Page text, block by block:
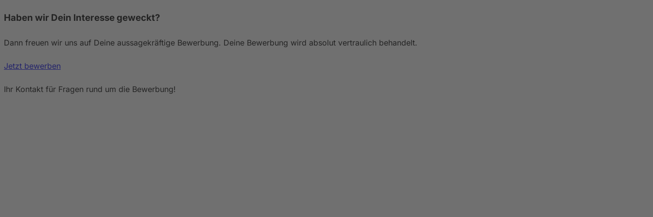
Haben wir Dein Interesse geweckt?
Dann freuen wir uns auf Deine aussagekräftige Bewerbung. Deine Bewerbung wird absolut vertraulich behandelt.
Jetzt bewerben
Ihr Kontakt für Fragen rund um die Bewerbung!